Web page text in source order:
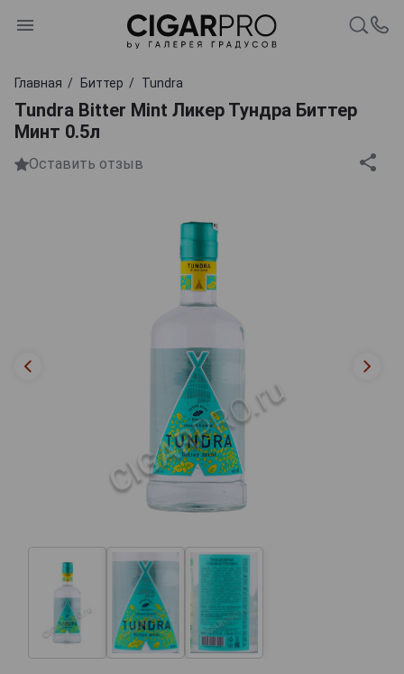
Главная Биттер Tundra
Tundra Bitter Mint Ликер Тундра Биттер
Минт 0.5л
Оставить отзыв